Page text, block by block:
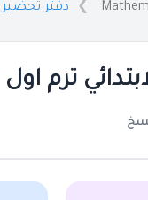
دفتر تحضير Math للصف الخامس الابتدائي ترم اول PDF